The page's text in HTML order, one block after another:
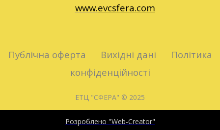
www.evcsfera.com
Публічна оферта Вихідні дані Політика
конфіденційності
ЕТЦ "СФЕРА" © 2025
Розроблено "Web-Creator"